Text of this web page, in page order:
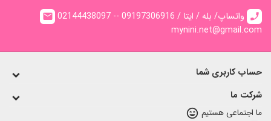
call 02144438097 -- واتساپ/ بله / ایتا / 09197306916 email
mynini.net@gmail.com
حساب کاربری شما
شرکت ما
ما اجتماعی هستیم sentiment_very_satisfied